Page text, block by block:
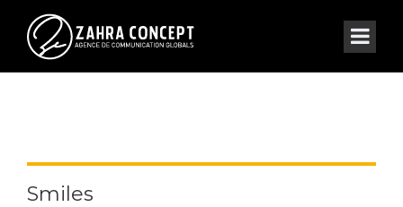
Smiles